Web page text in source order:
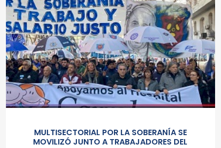
MULTISECTORIAL POR LA SOBERANÍA SE
MOVILIZÓ JUNTO A TRABAJADORES DEL